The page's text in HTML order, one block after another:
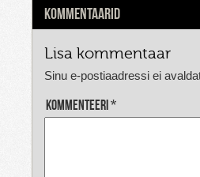
KOMMENTAARID
Lisa kommentaar
Sinu e-postiaadressi ei
Kommenteeri*